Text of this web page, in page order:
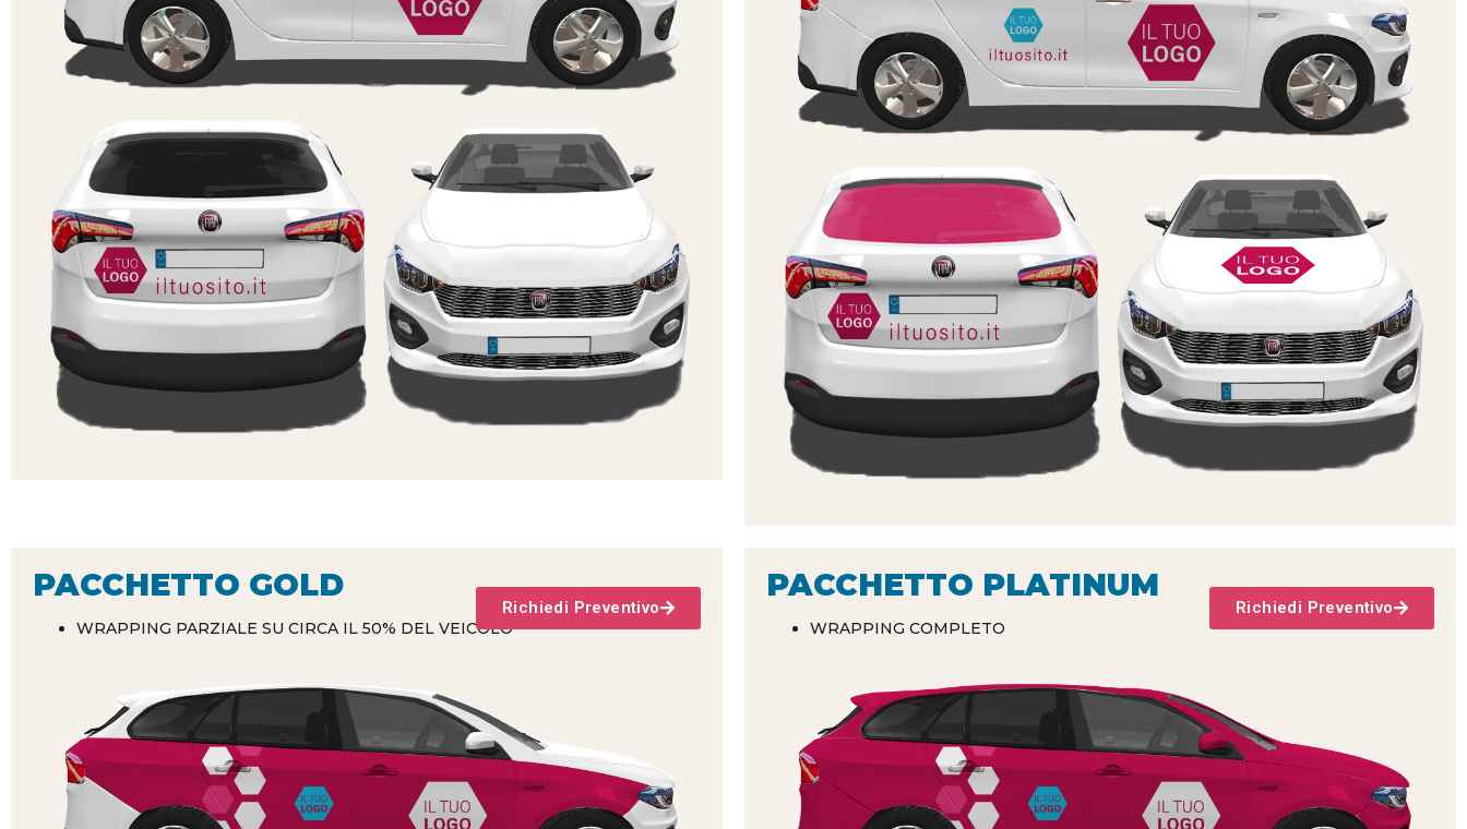
PACCHETTO GOLD
WRAPPING PARZIALE SU CIRCA IL 50% DEL VEICOLO
Richiedi Preventivo
PACCHETTO PLATINUM
WRAPPING COMPLETO
Richiedi Preventivo